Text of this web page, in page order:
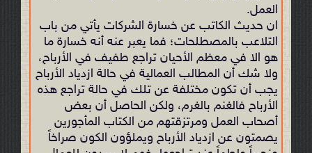
العمل.
ان حديث الكاتب عن خسارة الشركات يأتي من باب
التلاعب بالمصطلحات؛ فما يعبر عنه أنه خسارة ما
هو الا في معظم الأحيان تراجع طفيف في الأرباح،
ولا شك أن المطالب العمالية في حالة ازدياد الأرباح
يجب أن تكون مختلفة عن تلك في حالة تراجع هذه
الأرباح فالغنم بالغرم، ولكن الحاصل أن بعض
أصحاب العمل ومرتزقتهم من الكتاب المأجورين
يصمتون عن ازدياد الأرباح ويملؤون الكون صراخاً